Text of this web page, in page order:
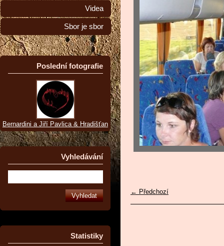
← Předchozí
Videa
Sbor je sbor
Poslední fotografie
Bernardini a Jiří Pavlica & Hradišťan
Vyhledávání
Statistiky